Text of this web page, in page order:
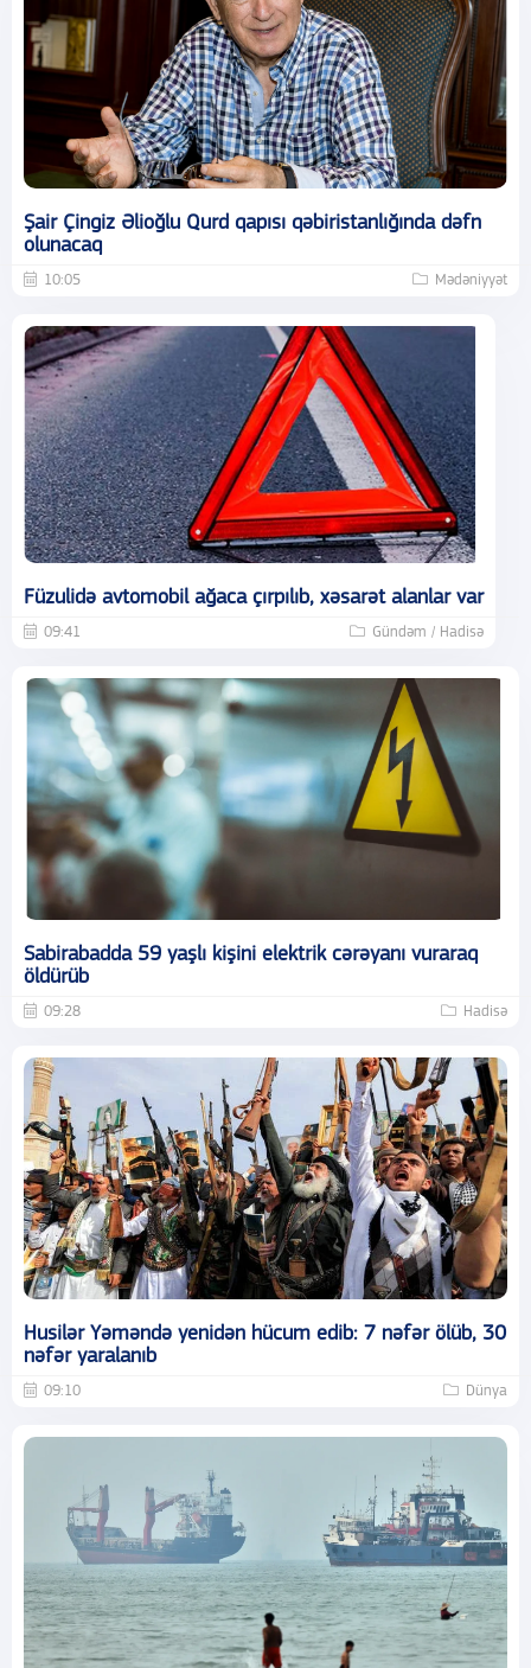
Şair Çingiz Əlioğlu Qurd qapısı qəbiristanlığında dəfn
olunacaq
10:05 Mədəniyyət
Füzulidə avtomobil ağaca çırpılıb, xəsarət alanlar var
09:41 Gündəm / Hadisə
Sabirabadda 59 yaşlı kişini elektrik cərəyanı vuraraq
öldürüb
09:28 Hadisə
Husilər Yəməndə yenidən hücum edib: 7 nəfər ölüb, 30
nəfər yaralanıb
09:10 Dünya